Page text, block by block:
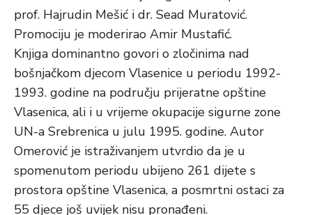
prof. Hajrudin Mešić i dr. Sead Muratović.
Promociju je moderirao Amir Mustafić.
Knjiga dominantno govori o zločinima nad
bošnjačkom djecom Vlasenice u periodu 1992-
1993. godine na području prijeratne opštine
Vlasenica, ali i u vrijeme okupacije sigurne zone
UN-a Srebrenica u julu 1995. godine. Autor
Omerović je istraživanjem utvrdio da je u
spomenutom periodu ubijeno 261 dijete s
prostora opštine Vlasenica, a posmrtni ostaci za
55 djece još uvijek nisu pronađeni.